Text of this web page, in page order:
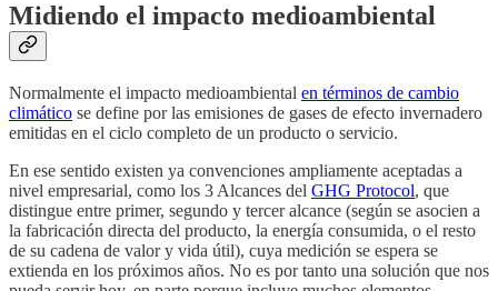
Midiendo el impacto medioambiental
Normalmente el impacto medioambiental en términos de cambio
climático se define por las emisiones de gases de efecto invernadero
emitidas en el ciclo completo de un producto o servicio.
En ese sentido existen ya convenciones ampliamente aceptadas a
nivel empresarial, como los 3 Alcances del GHG Protocol, que
distingue entre primer, segundo y tercer alcance (según se asocien a
la fabricación directa del producto, la energía consumida, o el resto
de su cadena de valor y vida útil), cuya medición se espera se
extienda en los próximos años. No es por tanto una solución que nos